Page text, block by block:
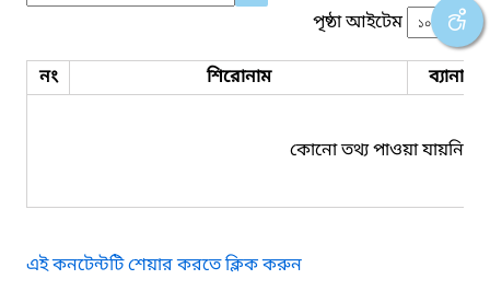
পৃষ্ঠা আইটেম
নং শিরোনাম ব্যানার
কোনো তথ্য পাওয়া যায়নি।
এই কনটেন্টটি শেয়ার করতে ক্লিক করুন